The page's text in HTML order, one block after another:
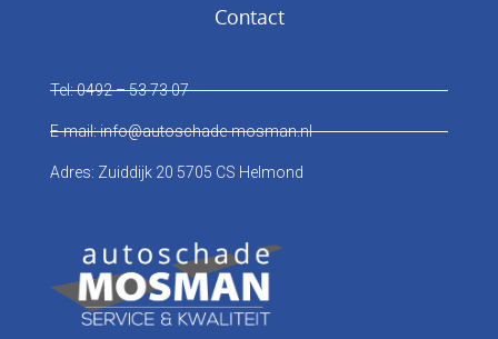
Contact
Tel: 0492 – 53 73 07
E-mail: info@autoschade-mosman.nl
Adres: Zuiddijk 20 5705 CS Helmond